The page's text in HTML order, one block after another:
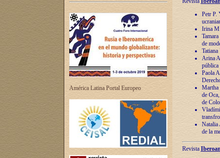
América Latina Portal Europeo
Petr P.
Irina
de
Arina
pública
Paola
Martha
de
de
Natalia
de la
Revista